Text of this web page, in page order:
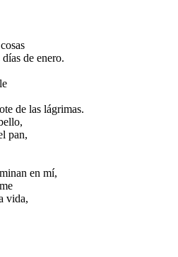
de enero.
de las lágrimas.
pan,
en mí,
vida,